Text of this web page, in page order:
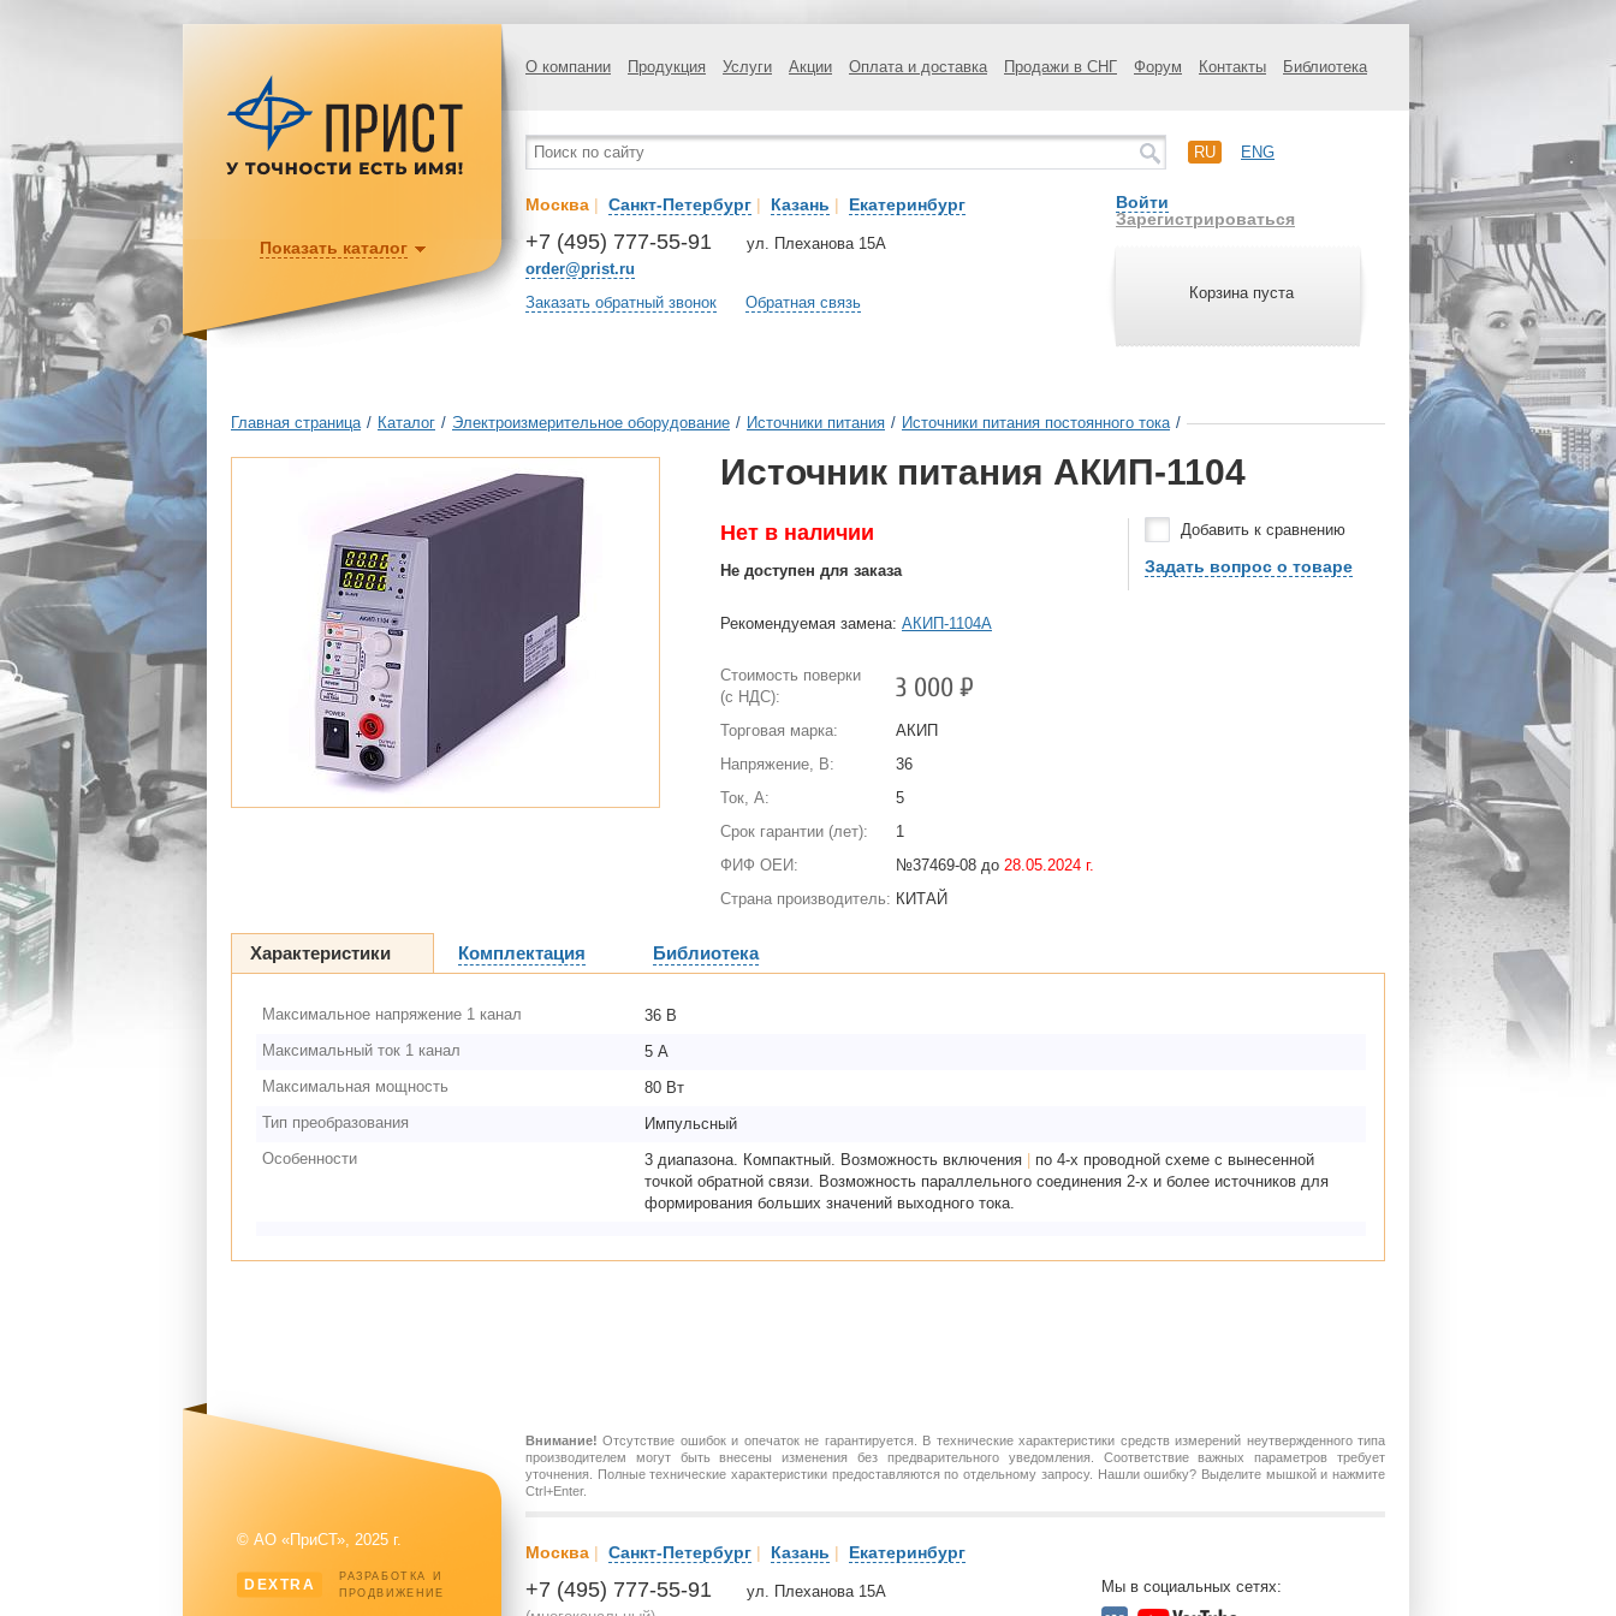
О компании Продукция Услуги Акции Оплата и доставка Продажи в СНГ Форум Контакты Библиотека
RU ENG
Москва | Санкт-Петербург | Казань | Екатеринбург
+7 (495) 777-55-91
order@prist.ru
ул. Плеханова 15А
Заказать обратный звонок Обратная связь
Войти
Зарегистрироваться
Корзина пуста
Показать каталог
Главная страница / Каталог / Электроизмерительное оборудование / Источники питания / Источники питания постоянного тока /
Источник питания АКИП-1104
Нет в наличии
Не доступен для заказа
Рекомендуемая замена: АКИП-1104А
Стоимость поверки
(с НДС):
3 000Р
Торговая марка:
АКИП
Напряжение, В:
36
Ток, А:
5
Срок гарантии (лет):
1
ФИФ ОЕИ:
№37469-08 до 28.05.2024 г.
Страна производитель: КИТАЙ
Добавить к сравнению
Задать вопрос о товаре
Характеристики Комплектация Библиотека
Максимальное напряжение 1 канал
36 В
Максимальный ток 1 канал
5 А
Максимальная мощность
80 Вт
Тип преобразования
Импульсный
Особенности
3 диапазона. Компактный. Возможность включения
по 4-х проводной схеме с вынесенной
точкой обратной связи. Возможность параллельного соединения 2-х и более источников для
формирования больших значений выходного тока.
Внимание! Отсутствие ошибок и опечаток не гарантируется. В технические характеристики средств измерений неутвержденного типа
производителем могут быть внесены изменения без предварительного уведомления. Соответствие важных параметров требует
уточнения. Полные технические характеристики предоставляются по отдельному запросу. Нашли ошибку? Выделите мышкой и нажмите
Ctrl+Enter.
Москва | Санкт-Петербург | Казань | Екатеринбург
+7 (495) 777-55-91 ул. Плеханова 15А Мы в социальных сетях:
© АО «ПриСТ», 2025 г.
DEXTRA
РАЗРАБОТКА И
ПРОДВИЖЕНИЕ